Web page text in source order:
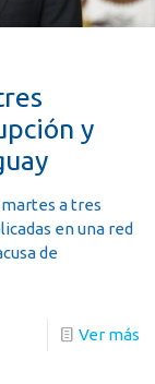
y
a tres
en una red
de
Ver más